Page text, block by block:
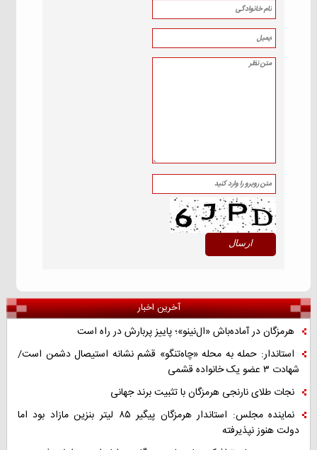
آخرین اخبار
هرمزگان در آماده‌باش «ال‌نینو»؛ پاییز پربارش در راه است
استاندار: حمله به محله «چاه‌تنگو» قشم نشانه استیصال دشمن است/
شهادت ۳ عضو یک خانواده قشمی
نجات طلای نارنجی هرمزگان با تثبیت برند جهانی
نماینده مجلس: استاندار هرمزگان پیگیر ۸۵ لیتر بنزین مازاد بود اما
دولت هنوز نپذیرفته